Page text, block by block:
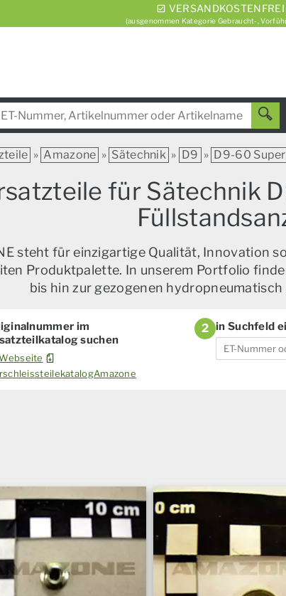
(ausgenommen Kategorie Gebraucht-,
» Amazone » Sätechnik » D9 » D9-60 Super
für Sätechnik
steht für einzigartige Qualität, Innovation
Produktpalette. In unserem Portfolio
bis hin zur gezogenen
im
suchen
2 in Suchfeld